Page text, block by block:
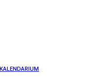
KALENDARIUM